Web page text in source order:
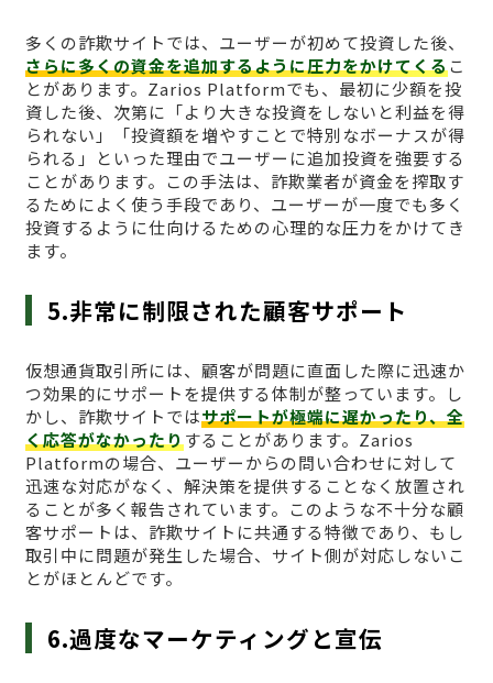
多くの詐欺サイトでは、ユーザーが初めて投資した後、
さらに多くの資金を追加するように圧力をかけてくるこ
とがあります。Zarios Platformでも、最初に少額を投
資した後、次第に「より大きな投資をしないと利益を得
られない」「投資額を増やすことで特別なボーナスが得
られる」といった理由でユーザーに追加投資を強要する
ことがあります。この手法は、詐欺業者が資金を搾取す
るためによく使う手段であり、ユーザーが一度でも多く
投資するように仕向けるための心理的な圧力をかけてき
ます。
5.非常に制限された顧客サポート
仮想通貨取引所には、顧客が問題に直面した際に迅速か
つ効果的にサポートを提供する体制が整っています。し
かし、詐欺サイトではサポートが極端に遅かったり、全
く応答がなかったりすることがあります。Zarios
Platformの場合、ユーザーからの問い合わせに対して
迅速な対応がなく、解決策を提供することなく放置され
ることが多く報告されています。このような不十分な顧
客サポートは、詐欺サイトに共通する特徴であり、もし
取引中に問題が発生した場合、サイト側が対応しないこ
とがほとんどです。
6.過度なマーケティングと宣伝